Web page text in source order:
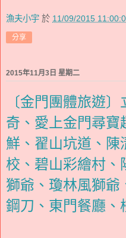
漁夫小宇 於 11/09/2015
分享
2015年11月3日 星期二
〔金門團體旅遊
奇、愛上金門尋寶
鮮、翟山坑道、陳
校、碧山彩繪村、
獅爺、瓊林風獅爺
鋼刀、東門餐廳、